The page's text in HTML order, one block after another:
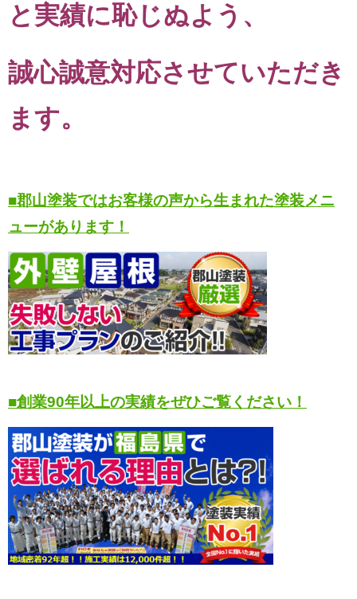
と実績に恥じぬよう、
誠心誠意対応させていただき
ます。
■郡山塗装ではお客様の声から生まれた塗装メニ
ューがあります！
■創業90年以上の実績をぜひご覧ください！